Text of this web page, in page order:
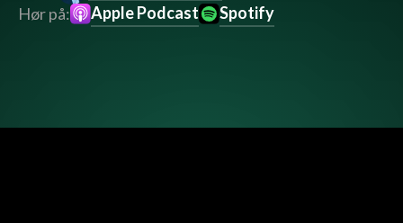
Hør på:
Apple Podcast Spotify